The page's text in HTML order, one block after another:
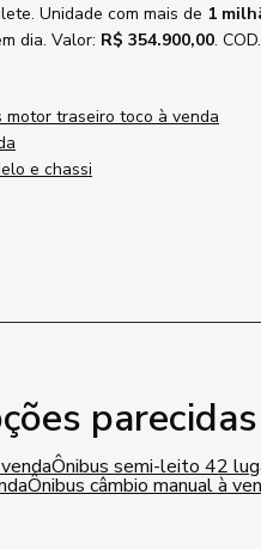
Unidade com mais de 1
dia. Valor: R$ 354.900,00.
motor traseiro toco à venda
e chassi
parecidas
Ônibus semi-leito 42
Ônibus câmbio manual à